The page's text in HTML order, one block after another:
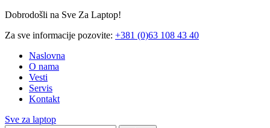
Dobrodošli na Sve Za Laptop!
Za sve informacije pozovite: +381 (0)63 108 43 40
Naslovna
O nama
Vesti
Servis
Kontakt
Sve za laptop